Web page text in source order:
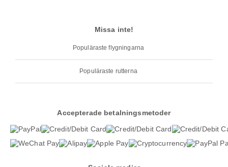
Missa inte!
Populäraste flygningarna
Populäraste rutterna
Accepterade betalningsmetoder